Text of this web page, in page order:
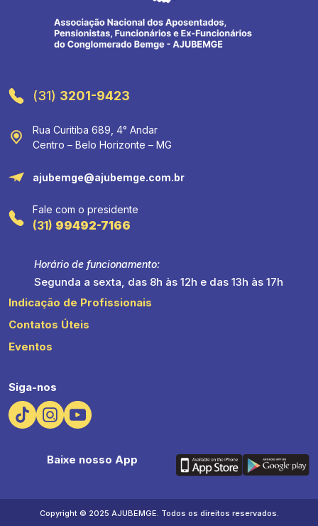
(31) 3201-9423
Rua Curitiba 689, 4° Andar
Centro – Belo Horizonte – MG
ajubemge@ajubemge.com.br
Fale com o presidente
(31) 99492-7166
Horário de funcionamento:
Segunda a sexta, das 8h às 12h e das 13h às 17h
Indicação de Profissionais
Contatos Úteis
Eventos
Siga-nos
Baixe nosso App
Copyright © 2025 AJUBEMGE. Todos os direitos reservados.